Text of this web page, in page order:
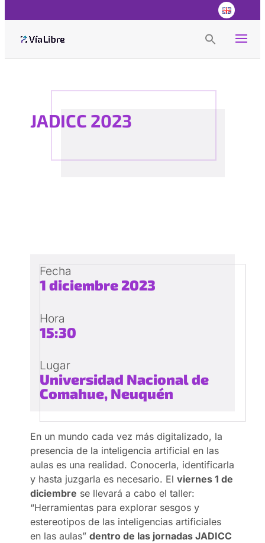
Search Button
JADICC 2023
Fecha
1 diciembre 2023
Hora
15:30
Lugar
Universidad Nacional de
Comahue, Neuquén
En un mundo cada vez más digitalizado, la
presencia de la inteligencia artificial en las
aulas es una realidad. Conocerla, identificarla
y hasta juzgarla es necesario. Elviernes 1 de
diciembre se llevará a cabo el taller:
“Herramientas para explorar sesgos y
estereotipos de las inteligencias artificiales
en las aulas”dentro de las jornadas JADICC